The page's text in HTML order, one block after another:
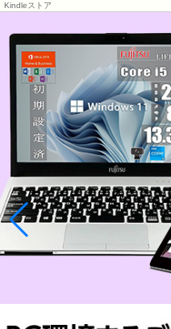
Kindleストア